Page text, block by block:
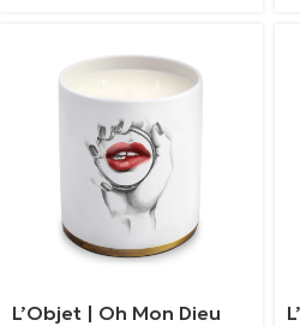
L’Objet | Oh Mon Dieu